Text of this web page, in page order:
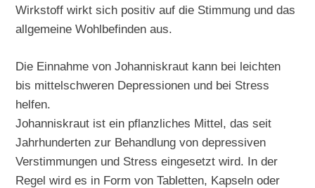
Wirkstoff wirkt sich positiv auf die Stimmung und das
allgemeine Wohlbefinden aus.
Die Einnahme von Johanniskraut kann bei leichten
bis mittelschweren Depressionen und bei Stress
helfen.
Johanniskraut ist ein pflanzliches Mittel, das seit
Jahrhunderten zur Behandlung von depressiven
Verstimmungen und Stress eingesetzt wird. In der
Regel wird es in Form von Tabletten, Kapseln oder